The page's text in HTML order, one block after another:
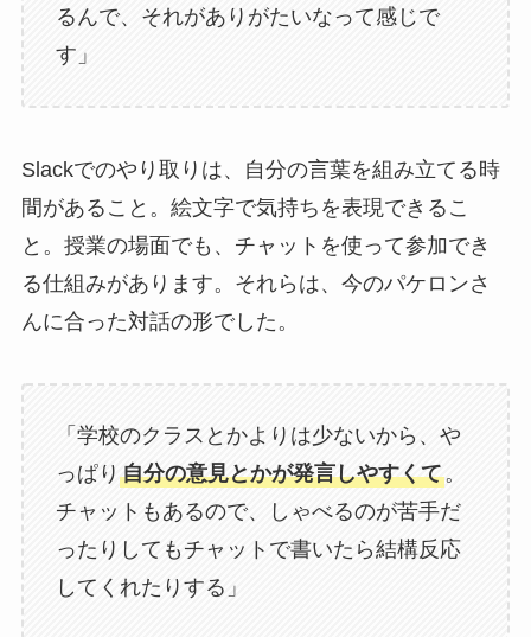
るんで、それがありがたいなって感じで
す」
Slackでのやり取りは、自分の言葉を組み立てる時
間があること。絵文字で気持ちを表現できるこ
と。授業の場面でも、チャットを使って参加でき
る仕組みがあります。それらは、今のパケロンさ
んに合った対話の形でした。
「学校のクラスとかよりは少ないから、や
っぱり 自分の意見とかが発言しやすくて。
チャットもあるので、しゃべるのが苦手だ
ったりしてもチャットで書いたら結構反応
してくれたりする」